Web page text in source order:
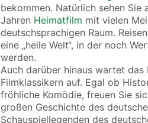
bekommen. Natürlich sehen Sie
Jahren Heimatfilm mit vielen
deutschsprachigen Raum.
eine „heile Welt“, in der noch
werden.
Auch darüber hinaus wartet
Filmklassikern auf. Egal ob
fröhliche Komödie, freuen Sie
großen Geschichte des
Schauspiellegenden des